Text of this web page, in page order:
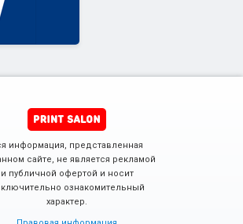
информация, представленная
сайте, не является рекламой
и публичной офертой и носит
ознакомительный
характер.